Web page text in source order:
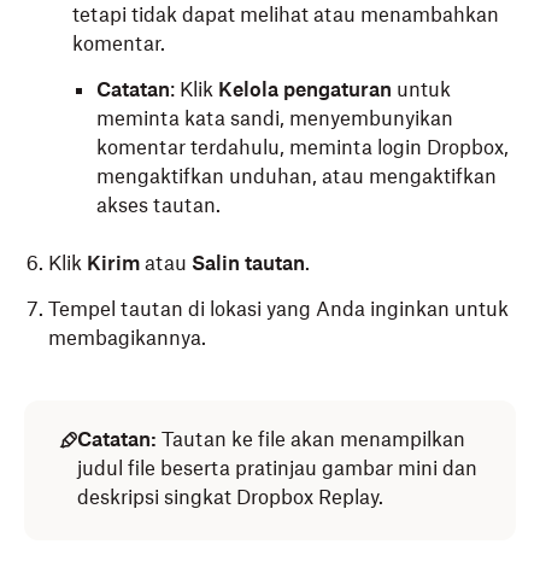
tetapi tidak dapat melihat atau menambahkan
komentar.
Catatan: Klik Kelola pengaturan untuk
meminta kata sandi, menyembunyikan
komentar terdahulu, meminta login Dropbox,
mengaktifkan unduhan, atau mengaktifkan
akses tautan.
Klik Kirim atau Salin tautan.
Tempel tautan di lokasi yang Anda inginkan untuk
membagikannya.
Catatan: Tautan ke file akan menampilkan
judul file beserta pratinjau gambar mini dan
deskripsi singkat Dropbox Replay.